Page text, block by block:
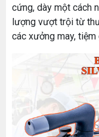
cứng, dày một cách
lượng vượt trội từ
các xưởng may,